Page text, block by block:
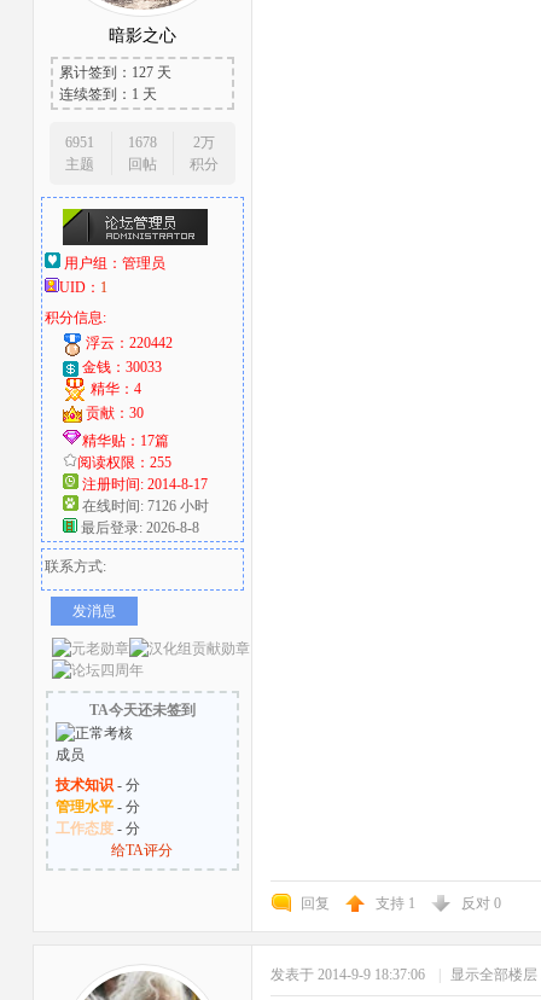
暗影之心
累计签到：127 天
连续签到：1 天
6951
主题
1678
回帖
2万
积分
用户组： 管理员
UID： 1
积分信息:
浮云：220442
金钱：30033
精华：4
贡献：30
精华贴：17篇
阅读权限：255
注册时间: 2014-8-17
在线时间: 7126 小时
最后登录: 2026-8-8
联系方式:
发消息
TA今天还未签到
技术知识- 分
管理水平- 分
工作态度- 分
给TA评分
回复 支持 1 反对 0
发表于 2014-9-9 18:37:06 显示全部楼层